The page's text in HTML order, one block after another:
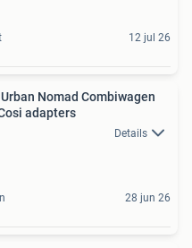
12 jul 26
Nomad Combiwagen
adapters
Details
28 jun 26